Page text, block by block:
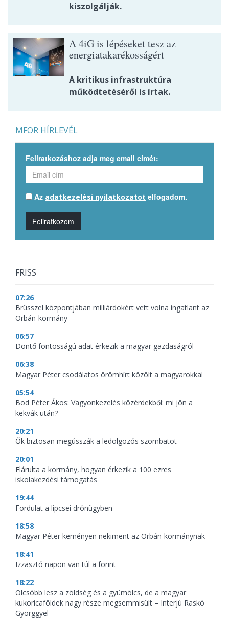
kiszolgálják.
A 4iG is lépéseket tesz az
energiatakarékosságért
A kritikus infrastruktúra
működtetéséről is írtak.
MFOR HÍRLEVÉL
Feliratkozáshoz adja meg email címét:
Az adatkezelési nyilatkozatot elfogadom.
Feliratkozom
FRISS
07:26
Brüsszel központjában milliárdokért vett volna ingatlant az
Orbán-kormány
06:57
Döntő fontosságú adat érkezik a magyar gazdaságról
06:38
Magyar Péter csodálatos örömhírt közölt a magyarokkal
05:54
Bod Péter Ákos: Vagyonkezelés közérdekből: mi jön a
kekvák után?
20:21
Ők biztosan megússzák a ledolgozós szombatot
20:01
Elárulta a kormány, hogyan érkezik a 100 ezres
iskolakezdési támogatás
19:44
Fordulat a lipcsei drónügyben
18:58
Magyar Péter keményen nekiment az Orbán-kormánynak
18:41
Izzasztó napon van túl a forint
18:22
Olcsóbb lesz a zöldség és a gyümölcs, de a magyar
kukoricaföldek nagy része megsemmisült – Interjú Raskó
Györggyel